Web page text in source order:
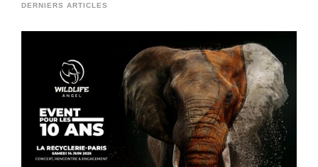
DERNIERS ARTICLES